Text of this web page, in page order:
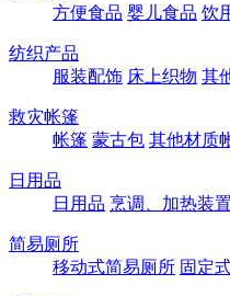
方便食品 婴儿食品 饮
纺织产品
服装配饰 床上织物 其
救灾帐篷
帐篷 蒙古包 其他材质
日用品
日用品 烹调、加热装置
简易厕所
移动式简易厕所 固定